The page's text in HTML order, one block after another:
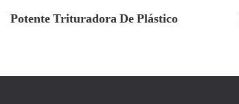
Potente Trituradora De Plástico